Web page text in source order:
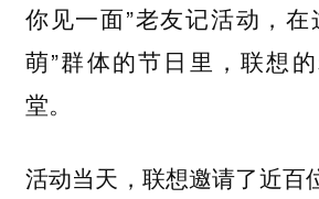
你见一面”老友记活动，在
萌”群体的节日里，联想
堂。
活动当天，联想邀请了近百